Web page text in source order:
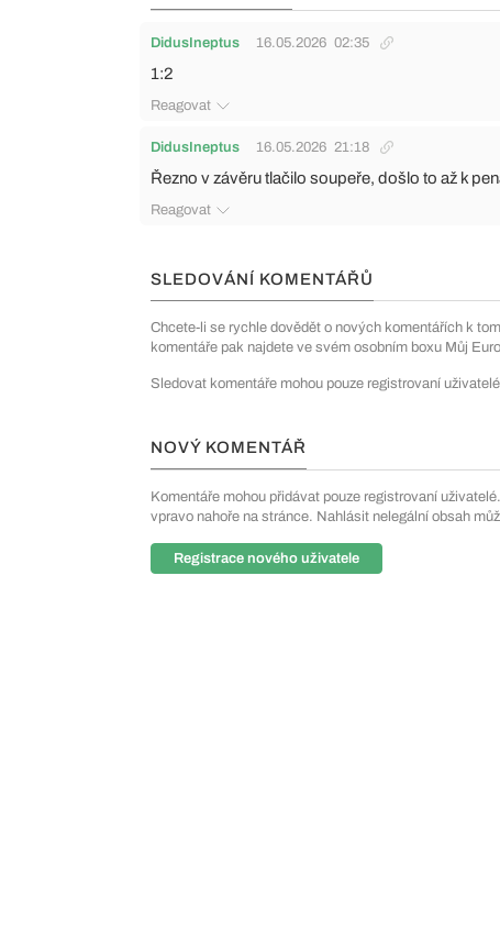
DidusIneptus 16.05.2026 02:35
1:2
Reagovat
DidusIneptus 16.05.2026 21:18
Řezno v závěru tlačilo soupeře, došlo to až k
Reagovat
SLEDOVÁNÍ KOMENTÁŘŮ
Chcete-li se rychle dovědět o nových komentářích k
komentáře pak najdete ve svém osobním boxu Můj
Sledovat komentáře mohou pouze registrovaní
NOVÝ KOMENTÁŘ
Komentáře mohou přidávat pouze registrovaní
vpravo nahoře na stránce. Nahlásit nelegální obsah
Registrace nového uživatele